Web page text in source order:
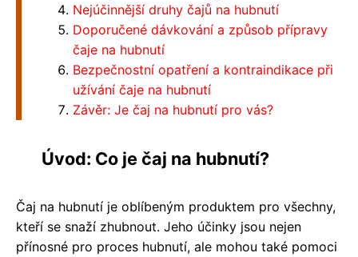
Nejúčinnější druhy čajů na hubnutí
Doporučené dávkování a způsob přípravy
čaje na hubnutí
Bezpečnostní opatření a kontraindikace při
užívání čaje na hubnutí
Závěr: Je čaj na hubnutí pro vás?
Úvod: Co je čaj na hubnutí?
Čaj na hubnutí je oblíbeným produktem pro všechny,
kteří se snaží zhubnout. Jeho účinky jsou nejen
přínosné pro proces hubnutí, ale mohou také pomoci